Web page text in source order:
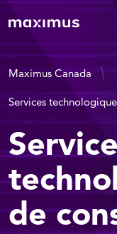
Maximus Canada
Services
de